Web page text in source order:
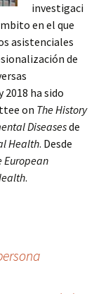
investigaci
en el que
asistenciales
de
ha sido
on The History
Diseasesde
Health. Desde
European
.